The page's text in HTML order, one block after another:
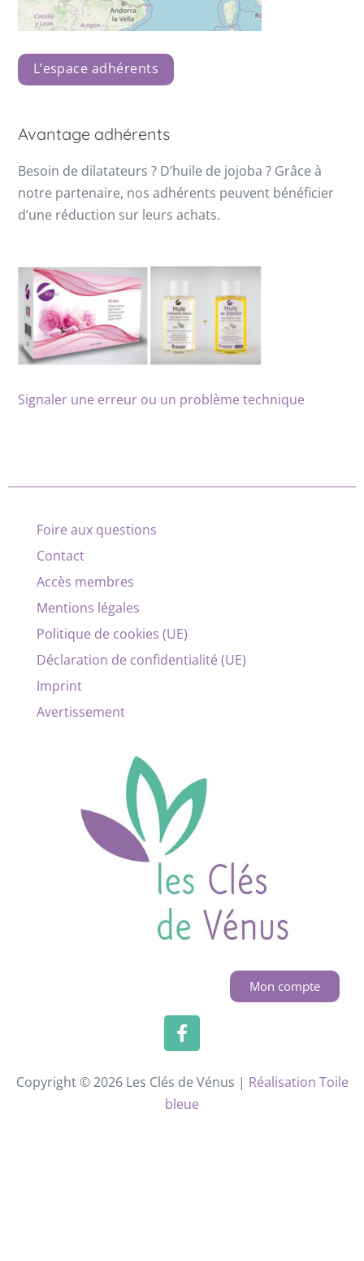
L’espace adhérents
Avantage adhérents
Besoin de dilatateurs ? D’huile de jojoba ? Grâce à
notre partenaire, nos adhérents peuvent bénéficier
d’une réduction sur leurs achats.
Signaler une erreur ou un problème technique
Foire aux questions
Contact
Accès membres
Mentions légales
Politique de cookies (UE)
Déclaration de confidentialité (UE)
Imprint
Avertissement
Mon compte
Copyright © 2026 Les Clés de Vénus | Réalisation Toile
bleue